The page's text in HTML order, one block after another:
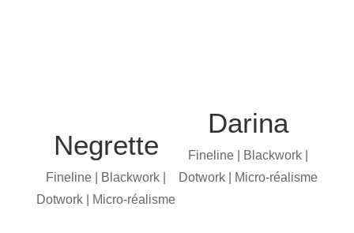
Negrette
Fineline | Blackwork |
Dotwork | Micro-réalisme
Darina
Fineline | Blackwork |
Dotwork | Micro-réalisme